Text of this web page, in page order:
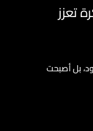
تعزز
بل أصبحت